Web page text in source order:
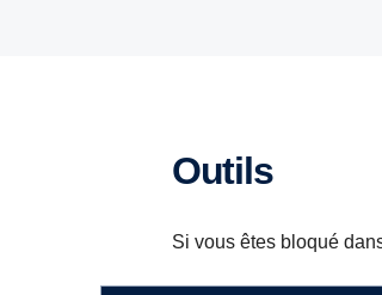
Outils
Si vous êtes bloqué